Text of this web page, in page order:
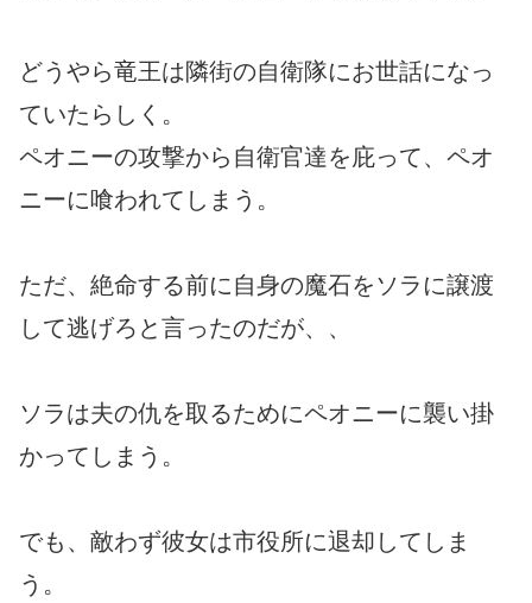
どうやら竜王は隣街の自衛隊にお世話になっ
ていたらしく。
ペオニーの攻撃から自衛官達を庇って、ペオ
ニーに喰われてしまう。
ただ、絶命する前に自身の魔石をソラに譲渡
して逃げろと言ったのだが、、
ソラは夫の仇を取るためにペオニーに襲い掛
かってしまう。
でも、敵わず彼女は市役所に退却してしま
う。